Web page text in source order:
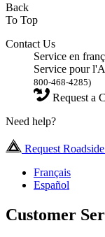
Back
To Top
Contact Us
Service en
Service pour
800-468-4285)
Request a
Need help?
Request
Français
Español
Customer